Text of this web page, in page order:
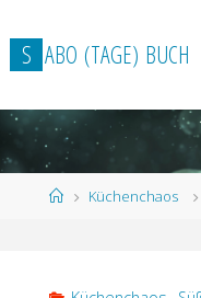
Inhalt
springen
S ABO (TAGE) BUCH
StartKüchenchaos